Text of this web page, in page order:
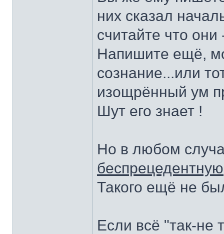
них сказал
считайте что
Напишите ещё,
сознание...или
изощрённый ум
Шут его знает !
Но в любом
беспрецедентную
Такого ещё не
Если всё "так-не